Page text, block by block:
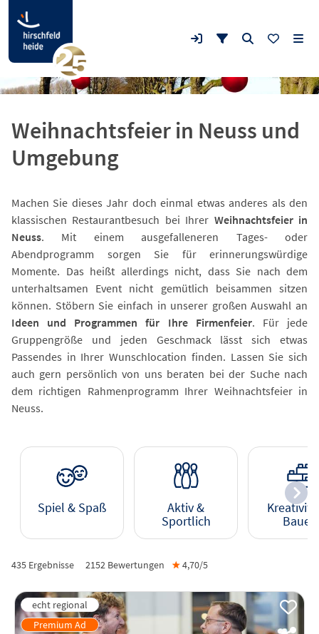
Weihnachtsfeier in Neuss und
Umgebung
Machen Sie dieses Jahr doch einmal etwas anderes als den
klassischen Restaurantbesuch bei Ihrer Weihnachtsfeier in
Neuss. Mit einem ausgefalleneren Tages- oder
Abendprogramm sorgen Sie für erinnerungswürdige
Momente. Das heißt allerdings nicht, dass Sie nach dem
unterhaltsamen Event nicht gemütlich beisammen sitzen
können. Stöbern Sie einfach in unserer großen Auswahl an
Ideen und Programmen für Ihre Firmenfeier. Für jede
Gruppengröße und jeden Geschmack lässt sich etwas
Passendes in Ihrer Wunschlocation finden. Lassen Sie sich
auch gern persönlich von uns beraten bei der Suche nach
dem richtigen Rahmenprogramm Ihrer Weihnachtsfeier in
Neuss.
Spiel & Spaß
Aktiv &
Sportlich
Bauen
435 Ergebnisse 2152 Bewertungen ★4,70/5